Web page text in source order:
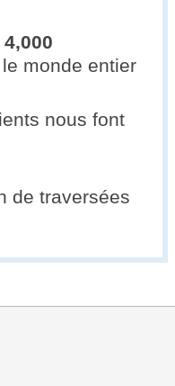
4,000
monde entier
nous font
de traversées